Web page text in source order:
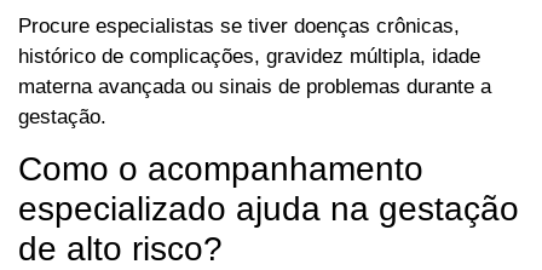
Procure especialistas se tiver doenças crônicas,
histórico de complicações, gravidez múltipla, idade
materna avançada ou sinais de problemas durante a
gestação.
Como o acompanhamento
especializado ajuda na gestação
de alto risco?